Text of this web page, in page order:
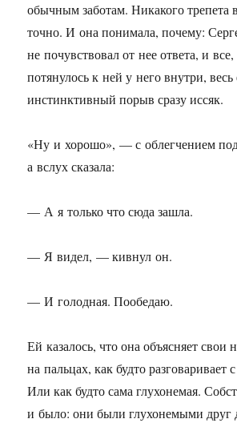
обычным заботам. Никакого трепета
точно. И она понимала, почему:
не почувствовал от нее ответа, и
потянулось к ней у него внутри, весь
инстинктивный порыв сразу иссяк.
«Ну и хорошо», — с облегчением
а вслух сказала:
— А я только что сюда зашла.
— Я видел, — кивнул он.
— И голодная. Пообедаю.
Ей казалось, что она объясняет свои
на пальцах, как будто разговаривает
Или как будто сама глухонемая.
и было: они были глухонемыми друг